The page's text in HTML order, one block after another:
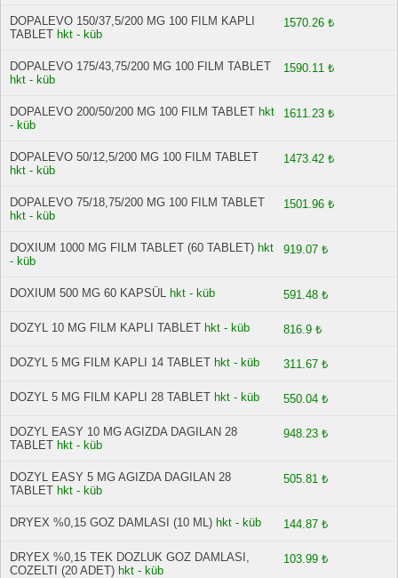
DOPALEVO 150/37,5/200 MG 100 FILM KAPLI
TABLET hkt - küb
1570.26 ₺
DOPALEVO 175/43,75/200 MG 100 FILM TABLET
hkt - küb
1590.11 ₺
DOPALEVO 200/50/200 MG 100 FILM TABLET hkt
- küb
1611.23 ₺
DOPALEVO 50/12,5/200 MG 100 FILM TABLET
hkt - küb
1473.42 ₺
DOPALEVO 75/18,75/200 MG 100 FILM TABLET
hkt - küb
1501.96 ₺
DOXIUM 1000 MG FILM TABLET (60 TABLET) hkt
- küb
919.07 ₺
DOXIUM 500 MG 60 KAPSÜL hkt - küb 591.48 ₺
DOZYL 10 MG FILM KAPLI TABLET hkt - küb 816.9 ₺
DOZYL 5 MG FILM KAPLI 14 TABLET hkt - küb 311.67 ₺
DOZYL 5 MG FILM KAPLI 28 TABLET hkt - küb 550.04 ₺
DOZYL EASY 10 MG AGIZDA DAGILAN 28
TABLET hkt - küb
948.23 ₺
DOZYL EASY 5 MG AGIZDA DAGILAN 28
TABLET hkt - küb
505.81 ₺
DRYEX %0,15 GOZ DAMLASI (10 ML) hkt - küb 144.87 ₺
DRYEX %0,15 TEK DOZLUK GOZ DAMLASI,
COZELTI (20 ADET) hkt - küb
103.99 ₺